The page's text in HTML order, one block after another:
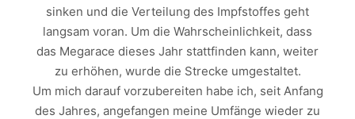
sinken und die Verteilung des Impfstoffes geht
langsam voran. Um die Wahrscheinlichkeit, dass
das Megarace dieses Jahr stattfinden kann, weiter
zu erhöhen, wurde die Strecke umgestaltet.
Um mich darauf vorzubereiten habe ich, seit Anfang
des Jahres, angefangen meine Umfänge wieder zu